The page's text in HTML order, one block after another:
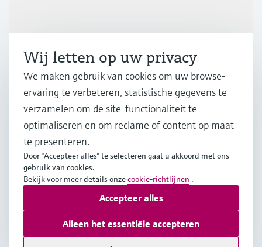
Support
Bedrijf
BEL•Nederlands
Copyright © Endress+Hauser Group Services AG
GebruiksvoorwaardenData Protection
Wij letten op uw privacy
We maken gebruik van cookies om uw browse-
ervaring te verbeteren, statistische gegevens te
verzamelen om de site-functionaliteit te
optimaliseren en om reclame of content op maat
te presenteren.
Door "Accepteer alles" te selecteren gaat u akkoord met ons
gebruik van cookies.
Bekijk voor meer details onzecookie-richtlijnen .
Alleen het essentiële accepteren
Accepteer alles